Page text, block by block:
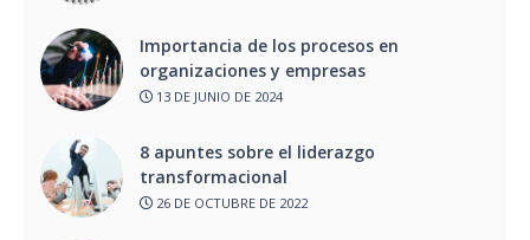
Importancia de los procesos en
organizaciones y empresas
13 DE JUNIO DE 2024
8 apuntes sobre el liderazgo
transformacional
26 DE OCTUBRE DE 2022